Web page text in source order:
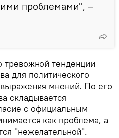
проблемами", –
тревожной тенденции
для политического
мнений. По его
складывается
с официальным
как проблема, а
"нежелательной".